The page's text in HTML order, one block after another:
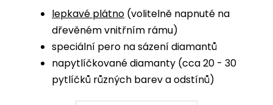
lepkavé plátno (volitelně napnuté na
dřevěném vnitřním rámu)
speciální pero na sázení diamantů
napytlíčkované diamanty (cca 20 - 30
pytlíčků různých barev a odstínů)